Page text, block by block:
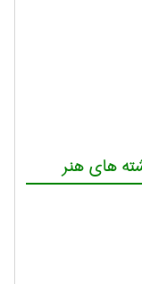
های هنر